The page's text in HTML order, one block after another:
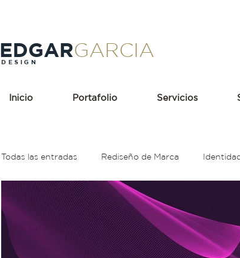
DESIGN
EDGARGARCIA
Inicio Portafolio Servicios
Todas las entradas Rediseño de Marca
Holding Popeyes Rebranding
Cerveza Teoría del color